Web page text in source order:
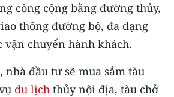
công cộng bằng đường thủy,
thông đường bộ, đa dạng
vận chuyển hành khách.
nhà đầu tư sẽ mua sắm tàu
du lịch thủy nội địa, tàu chở